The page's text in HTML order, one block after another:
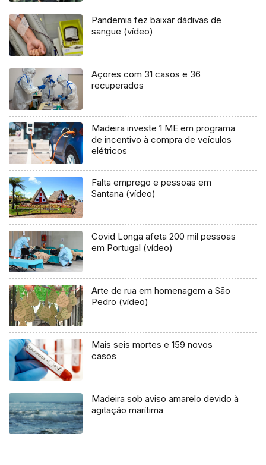
Pandemia fez baixar dádivas de
sangue (vídeo)
Açores com 31 casos e 36
recuperados
Madeira investe 1 ME em programa
de incentivo à compra de veículos
elétricos
Falta emprego e pessoas em
Santana (vídeo)
Covid Longa afeta 200 mil pessoas
em Portugal (vídeo)
Arte de rua em homenagem a São
Pedro (vídeo)
Mais seis mortes e 159 novos
casos
Madeira sob aviso amarelo devido à
agitação marítima